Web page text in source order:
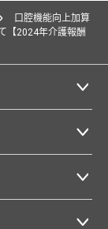
口腔機能向上加算
【2024年介護報酬